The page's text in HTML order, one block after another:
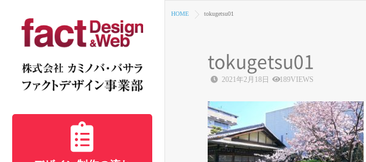
HOME tokugetsu01
tokugetsu01
2021年2月18日 189VIEWS